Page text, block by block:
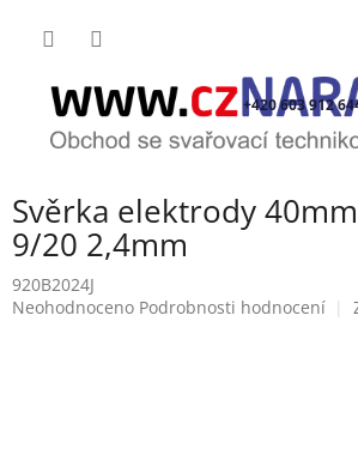
+420 603 912
Svěrka elektrody
9/20 2,4mm
920B2024J
Průměrné
Neohodnoceno Podrobnosti hodnocení